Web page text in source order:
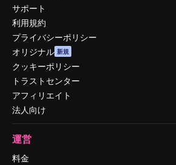
サポート
利用規約
プライバシーポリシー
オリジナル 新規
クッキーポリシー
トラストセンター
アフィリエイト
法人向け
運営
料金